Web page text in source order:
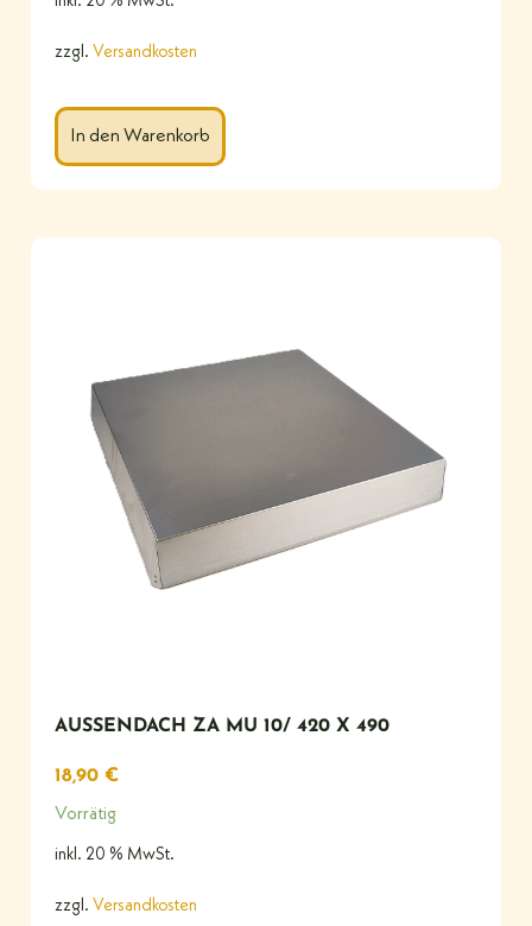
zzgl. Versandkosten
In den Warenkorb
AUSSENDACH ZA MU 10/ 420 X 490
18,90 €
Vorrätig
inkl. 20 % MwSt.
zzgl. Versandkosten